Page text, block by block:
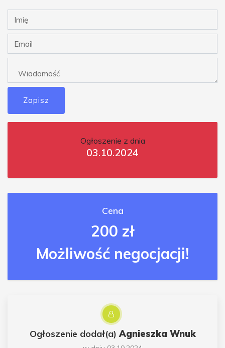
Zapisz
Ogłoszenie z dnia
03.10.2024
Cena
200 zł
Możliwość negocjacji!
Ogłoszenie dodał(a)Agnieszka Wnuk